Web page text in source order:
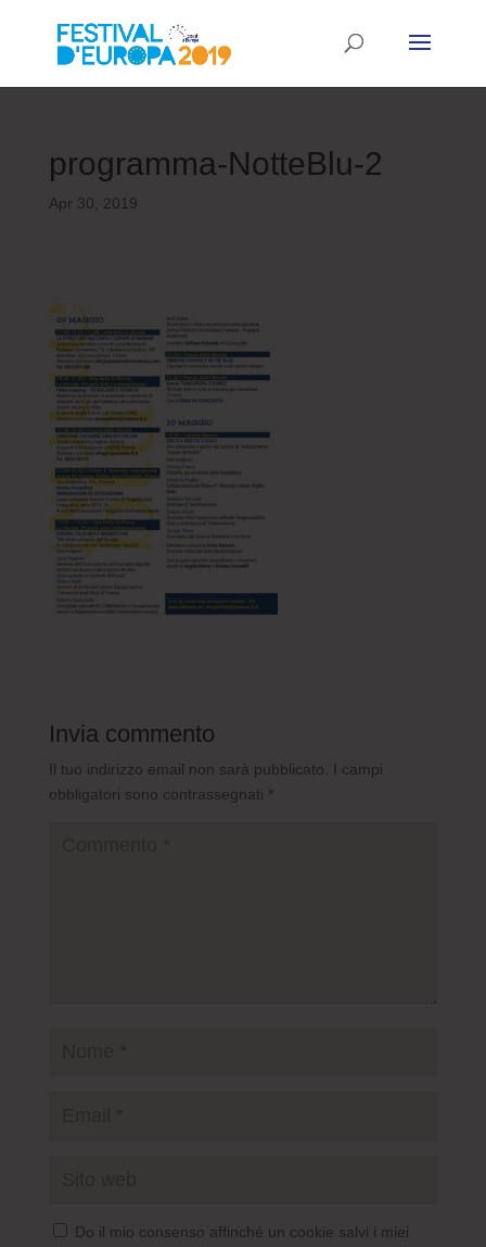
programma-NotteBlu-2
Apr 30, 2019
Invia commento
Il tuo indirizzo email non sarà pubblicato.
I campi
obbligatori sono contrassegnati *
Do il mio consenso affinché un cookie salvi i miei